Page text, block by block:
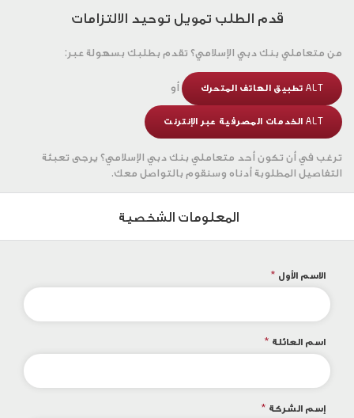
قدم الطلب تمويل توحيد الالتزامات
من متعاملي بنك دبي الإسلامي؟ تقدم بطلبك بسهولة عبر:
ALT تطبيق الهاتف المتحرك أو
ALT الخدمات المصرفية عبر الإنترنت
ترغب في أن تكون أحد متعاملي بنك دبي الإسلامي؟ يرجى تعبئة
التفاصيل المطلوبة أدناه وسنقوم بالتواصل معك.
المعلومات الشخصية
الاسم الأول *
اسم العائلة *
إسم الشركة *